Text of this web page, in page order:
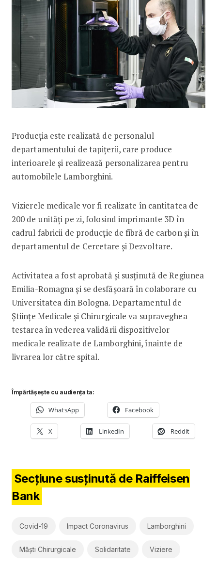
Producția este realizată de personalul
departamentului de tapițerii, care produce
interioarele și realizează personalizarea pentru
automobilele Lamborghini.
Vizierele medicale vor fi realizate în cantitatea de
200 de unități pe zi, folosind imprimante 3D în
cadrul fabricii de producție de fibră de carbon și în
departamentul de Cercetare și Dezvoltare.
Activitatea a fost aprobată și susținută de Regiunea
Emilia-Romagna și se desfășoară în colaborare cu
Universitatea din Bologna. Departamentul de
Științe Medicale și Chirurgicale va supraveghea
testarea în vederea validării dispozitivelor
medicale realizate de Lamborghini, înainte de
livrarea lor către spital.
Împărtășește cu audiența ta:
WhatsApp Facebook
X LinkedIn Reddit
Secțiune susținută de Raiffeisen
Bank
Covid-19 Impact Coronavirus Lamborghini
Măști Chirurgicale Solidaritate Viziere